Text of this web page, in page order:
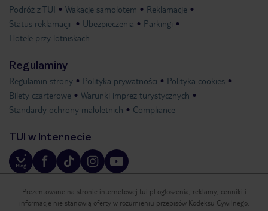
Podróż z TUI Wakacje samolotem
Reklamacje
Status reklamacji
Ubezpieczenia
Parkingi
Hotele przy lotniskach
Regulaminy
Regulamin strony Polityka prywatności
Polityka cookies
Bilety czarterowe
Warunki imprez turystycznych
Standardy ochrony małoletnich
Compliance
TUI w Internecie
Prezentowane na stronie internetowej tui.pl ogłoszenia, reklamy, cenniki i
informacje nie stanowią oferty w rozumieniu przepisów Kodeksu Cywilnego.